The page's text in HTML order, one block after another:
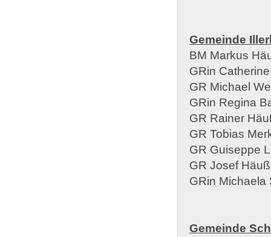
Gemeinde
BM Markus
GRin
GR Michael
GRin Regina
GR Rainer
GR Tobias
GR Guiseppe
GR Josef
GRin Michaela
Gemeinde